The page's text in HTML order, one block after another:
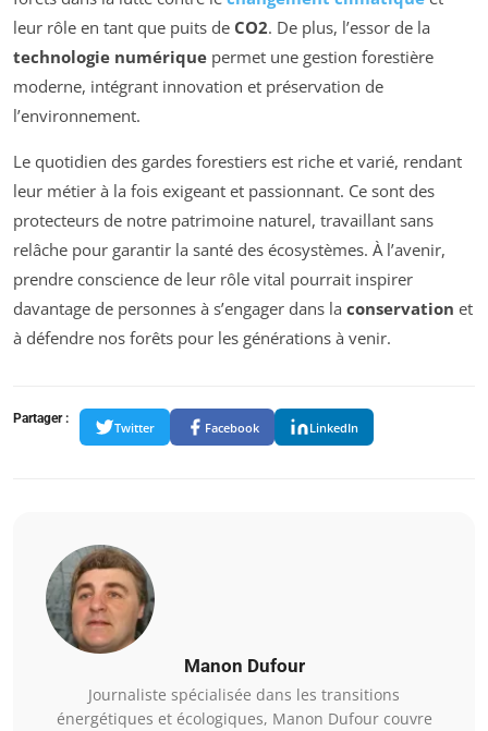
leur rôle en tant que puits de CO2. De plus, l’essor de la
technologie numérique permet une gestion forestière
moderne, intégrant innovation et préservation de
l’environnement.
Le quotidien des gardes forestiers est riche et varié, rendant
leur métier à la fois exigeant et passionnant. Ce sont des
protecteurs de notre patrimoine naturel, travaillant sans
relâche pour garantir la santé des écosystèmes. À l’avenir,
prendre conscience de leur rôle vital pourrait inspirer
davantage de personnes à s’engager dans la conservation et
à défendre nos forêts pour les générations à venir.
Partager :
Twitter Facebook LinkedIn
Manon Dufour
Journaliste spécialisée dans les transitions
énergétiques et écologiques, Manon Dufour couvre